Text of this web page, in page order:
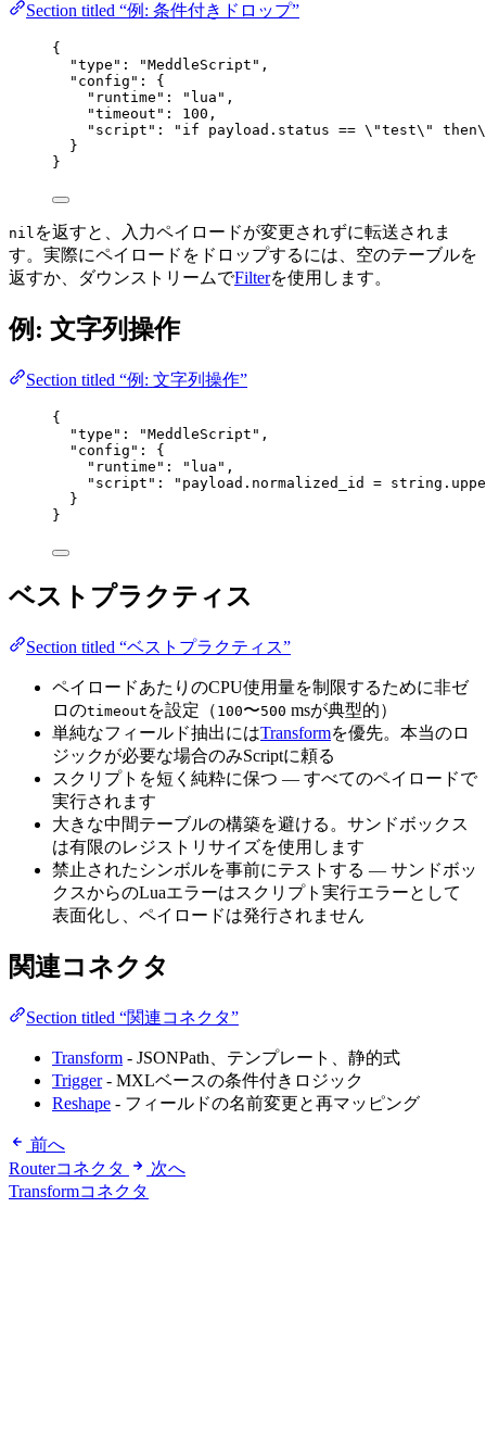
Section titled “例: 条件付きドロップ”
{
"type" : "MeddleScript " ,
"config" : {
"runtime" : " lua " ,
"timeout" : 100 ,
"script" : " if payload.status == \"test\" then
}
}
nil を返すと、入力ペイロードが変更されずに転送されま
す。実際にペイロードをドロップするには、空のテーブルを
返すか、ダウンストリームでFilterを使用します。
例: 文字列操作
Section titled “例: 文字列操作”
{
"type" : "MeddleScript " ,
"config" : {
"runtime" : " lua " ,
"script" : " payload.normalized_id =
}
}
ベストプラクティス
Section titled “ベストプラクティス”
ペイロードあたりのCPU使用量を制限するために非ゼ
ロのtimeout を設定（ 100〜500 msが典型的）
単純なフィールド抽出にはTransformを優先。本当のロ
ジックが必要な場合のみScriptに頼る
スクリプトを短く純粋に保つ — すべてのペイロードで
実行されます
大きな中間テーブルの構築を避ける。サンドボックス
は有限のレジストリサイズを使用します
禁止されたシンボルを事前にテストする — サンドボッ
クスからのLuaエラーはスクリプト実行エラーとして
表面化し、ペイロードは発行されません
関連コネクタ
Section titled “関連コネクタ”
Transform - JSONPath、テンプレート、静的式
Trigger- MXLベースの条件付きロジック
Reshape - フィールドの名前変更と再マッピング
前へ
Routerコネクタ
次へ
Transformコネクタ